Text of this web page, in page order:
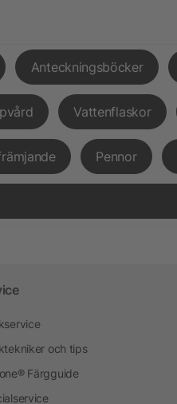
Anteckningsböcker
Vattenflaskor
Pennor
och tips
Färgguide